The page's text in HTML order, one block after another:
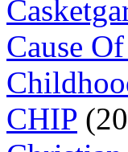
Cause
CHIP